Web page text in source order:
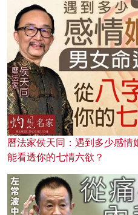
曆法家侯天同：遇到多少感
能看透你的七情六欲？